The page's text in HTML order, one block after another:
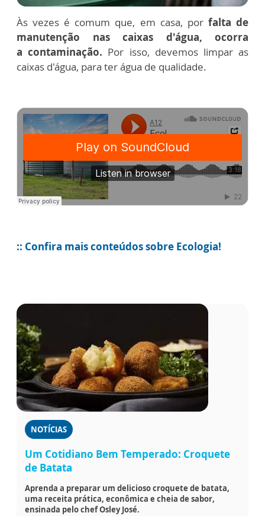
Às vezes é comum que, em casa, por falta de
manutenção nas caixas d'água, ocorra
a contaminação. Por isso, devemos limpar as
caixas d'água, para ter água de qualidade.
:: Confira mais conteúdos sobre Ecologia!
NOTÍCIAS
Um Cotidiano Bem Temperado: Croquete
de Batata
Aprenda a preparar um delicioso croquete de batata,
uma receita prática, econômica e cheia de sabor,
ensinada pelo chef Osley José.